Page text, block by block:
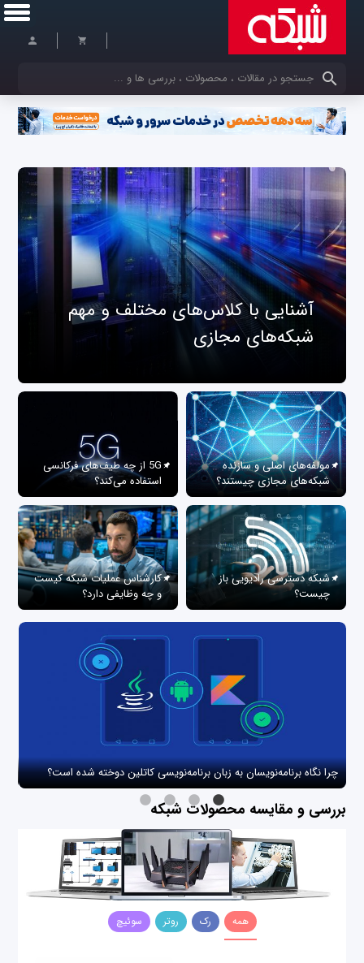
کلمات کلیدی خود را وارد کنید
آشنایی با کلاس‌های مختلف و مهم
شبکه‌های مجازی
مولفه‌های اصلی و سازنده
شبکه‌های مجازی چیستند؟
5G از چه طیف‌های فرکانسی
استفاده می‌کند؟
شبکه دسترسی رادیویی باز
چیست؟
کارشناس عملیات شبکه کیست
و چه وظایفی دارد؟
چرا نگاه برنامه‌نویسان به زبان برنامه‌نویسی کاتلین دوخته شده است؟
بررسی و مقایسه محصولات شبکه
همه رک روتر سوئیچ